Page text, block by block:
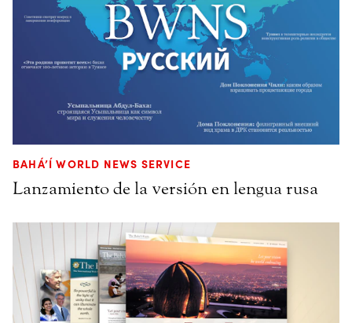
BAHÁ’Í WORLD NEWS SERVICE
Lanzamiento de la versión en lengua rusa